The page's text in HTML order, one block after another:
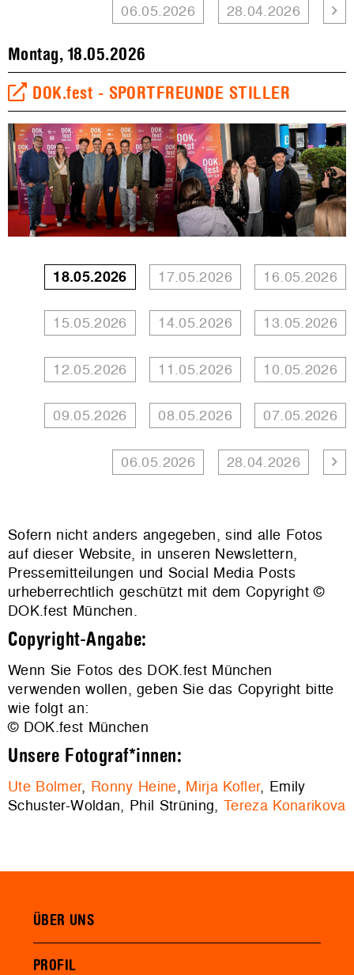
06.05.2026 28.04.2026
Montag, 18.05.2026
DOK.fest - SPORTFREUNDE STILLER
18.05.2026 17.05.2026 16.05.2026
15.05.2026 14.05.2026 13.05.2026
12.05.2026 11.05.2026 10.05.2026
09.05.2026 08.05.2026 07.05.2026
06.05.2026 28.04.2026
Sofern nicht anders angegeben, sind alle Fotos
auf dieser Website, in unseren Newslettern,
Pressemitteilungen und Social Media Posts
urheberrechtlich geschützt mit dem Copyright ©
DOK.fest München.
Copyright-Angabe:
Wenn Sie Fotos des DOK.fest München
verwenden wollen, geben Sie das Copyright bitte
wie folgt an:
© DOK.fest München
Unsere Fotograf*innen:
Ute Bolmer, Ronny Heine, Mirja Kofler, Emily
Schuster-Woldan, Phil Strüning, Tereza Konarikova
ÜBER UNS
PROFIL